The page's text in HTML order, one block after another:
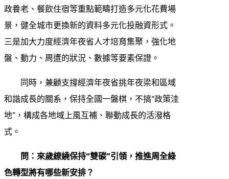
政養老、餐飲住宿等重點範疇打造多元化花費場
景，健全城市更換新的資料多元化投融資形式。
三是加大力度經濟年夜省人才培育集聚，強化地
盤、動力、周遭的狀況、數據等要素保證。
同時，兼顧支撐經濟年夜省挑年夜梁和區域
和諧成長的關系，保持全國一盤棋，不搞“政策洼
地”，構成各地域上風互補、聯動成長的活潑格
式。
問：來歲繚繞保持“雙碳”引領，推進周全綠
色轉型將有哪些新安排？